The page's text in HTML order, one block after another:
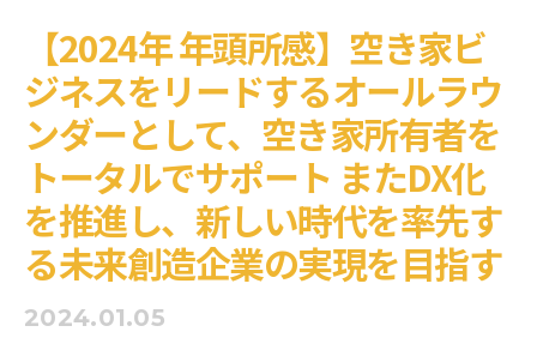
【2024年 年頭所感】空き家ビ
ジネスをリードするオールラウ
ンダーとして、空き家所有者を
トータルでサポート またDX化
を推進し、新しい時代を率先す
る未来創造企業の実現を目指す
2024.01.05